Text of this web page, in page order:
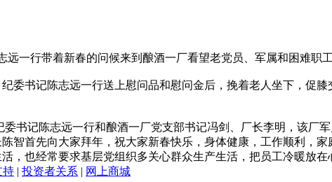
行带着新春的问候来到酿酒一厂看望老党员、军属和困难职工
记陈志远一行送上慰问品和慰问金后，挽着老人坐下，促膝
陈志远一行和酿酒一厂党支部书记冯剑、厂长李明，该厂军
智首先向大家拜年，祝大家新春快乐，身体健康，工作顺利，
也经常要求基层党组织多关心群众生产生活，把员工冷暖放在
持 | 投资者关系 | 网上商城